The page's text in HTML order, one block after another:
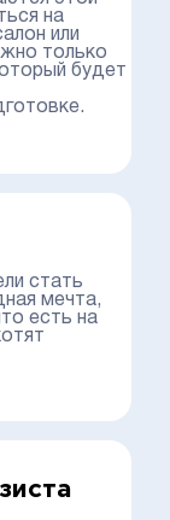
на
или
только
будет
стать
мечта,
есть на